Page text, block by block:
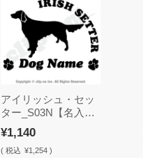
アイリッシュ・セッ
ター_S03N【名入
れ・ステッカー】
¥1,140
(税込 ¥1,254 )